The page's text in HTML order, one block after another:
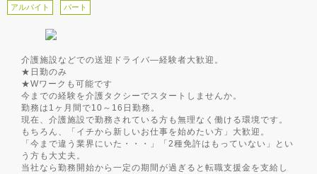
アルバイト パート
介護施設などでの送迎ドライバ―経験者大歓迎。
★日勤のみ
★Wワークも可能です
今までの経験を介護タクシーでスタートしませんか。
勤務は1ヶ月間で10～16日勤務。
現在、介護施設で勤務されている方も無理なく働ける環境です。
もちろん、「イチから新しいお仕事を始めたい方」大歓迎。
「今まで違う業界にいた・・・」「2種免許はもっていない」とい
う方も大丈夫。
当社なら勤務開始から一定の期間が過ぎると転職支援金を支給し